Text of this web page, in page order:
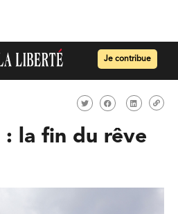
Je contribue
la fin du rêve